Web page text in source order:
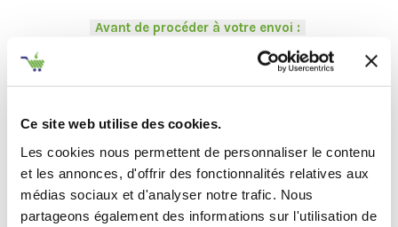
Ce site web utilise des cookies.
Les cookies nous permettent de personnaliser le contenu
et les annonces, d'offrir des fonctionnalités relatives aux
médias sociaux et d'analyser notre trafic. Nous
partageons également des informations sur l'utilisation de
Avant de procéder à votre envoi :-
Désactivez votre compte iCloud ou Google et les mots de passe.